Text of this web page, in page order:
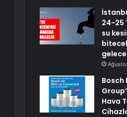
24-25
su
Bosch
Hava